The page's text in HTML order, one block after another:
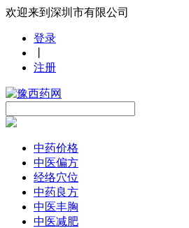
欢迎来到深圳市有限公司
登录
注册
中药价格
中医偏方
经络穴位
中药良方
中医丰胸
中医减肥